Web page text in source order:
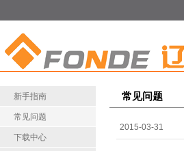
新手指南
常见问题
下载中心
常见问题
2015-03-31